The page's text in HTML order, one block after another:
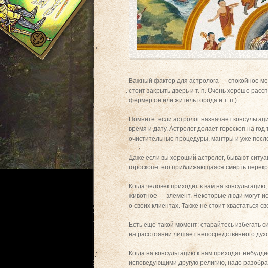
Важный фактор для астролога — спокойное
стоит закрыть дверь и т. п. Очень хорошо
фермер он или житель города и т. п.).
Помните: если астролог назначает
время и дату. Астролог делает гороскоп на
очистительные процедуры, мантры и уже
Даже если вы хороший астролог, бывают
гороскопе: его приближающаяся смерть
Когда человек приходит к вам на
животное — элемент. Некоторые люди могут
о своих клиентах. Также не стоит хвастаться
Есть ещё такой момент: старайтесь избегать
на расстоянии лишает непосредственного
Когда на консультацию к нам приходят
исповедующими другую религию, надо